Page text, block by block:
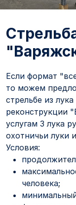
Если формат
то можем
стрельбе из
реконструкции
услугам 3 лука
охотничьи луки
Условия:
человека;